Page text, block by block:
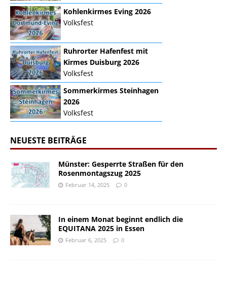
Kohlenkirmes Eving 2026
Volksfest
Ruhrorter Hafenfest mit
Kirmes Duisburg 2026
Volksfest
Sommerkirmes Steinhagen
2026
Volksfest
NEUESTE BEITRÄGE
Münster: Gesperrte Straßen für den
Rosenmontagszug 2025
Februar 14, 2025 0
In einem Monat beginnt endlich die
EQUITANA 2025 in Essen
Februar 6, 2025 0